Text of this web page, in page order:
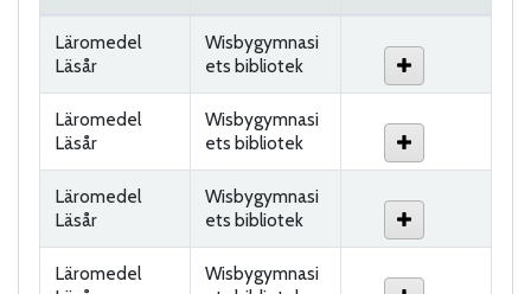
Läromedel
Läsår
Wisbygymnasi
ets bibliotek
Läromedel
Läsår
Wisbygymnasi
ets bibliotek
Läromedel
Läsår
Wisbygymnasi
ets bibliotek
Läromedel
Wisbygymnasi